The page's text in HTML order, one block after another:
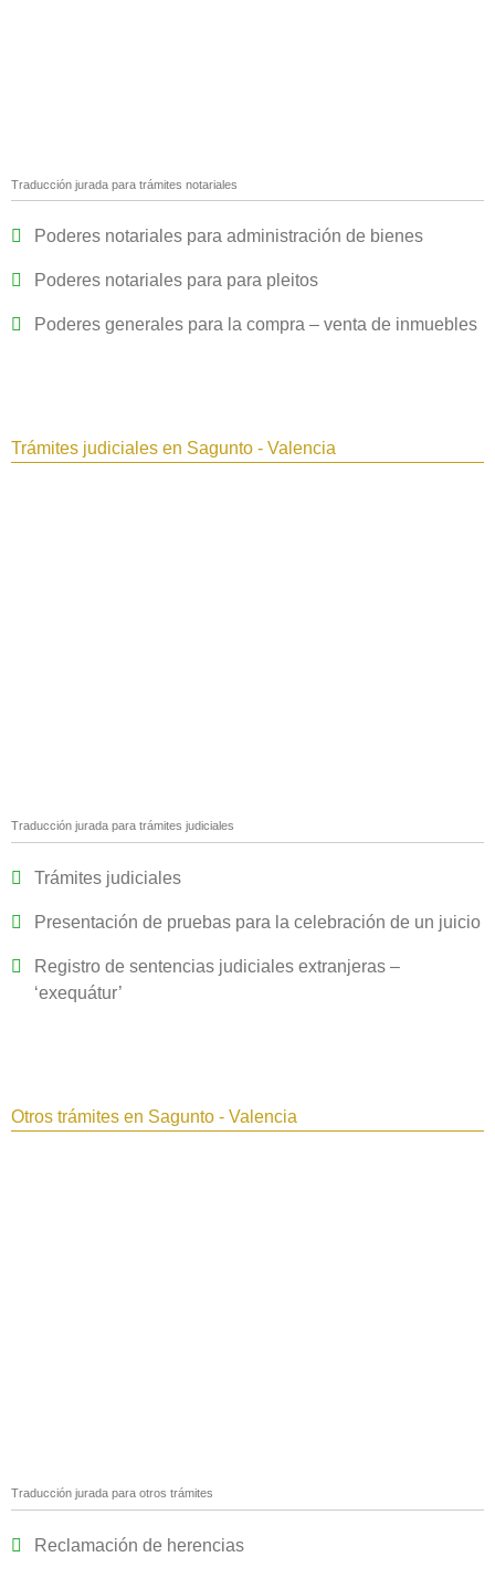
Traducción jurada para trámites notariales
Poderes notariales para administración de bienes
Poderes notariales para para pleitos
Poderes generales para la compra – venta de inmuebles
Trámites judiciales en Sagunto - Valencia
Traducción jurada para trámites judiciales
Trámites judiciales
Presentación de pruebas para la celebración de un juicio
Registro de sentencias judiciales extranjeras –
‘exequátur’
Otros trámites en Sagunto - Valencia
Traducción jurada para otros trámites
Reclamación de herencias